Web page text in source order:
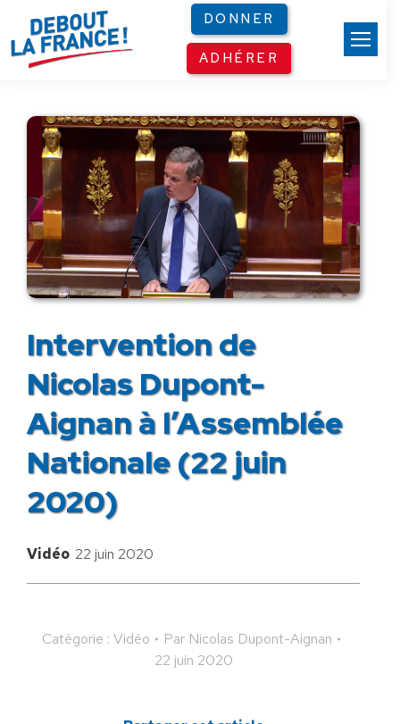
DONNER
ADHÉRER
Intervention de
Nicolas Dupont-
Aignan à l’Assemblée
Nationale (22 juin
2020)
Vidéo 22 juin 2020
Catégorie : Vidéo Par Nicolas Dupont-Aignan
22 juin 2020
Panneau de gestion des cookies